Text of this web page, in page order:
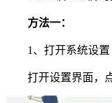
方法一：
1、打开系统设置
打开设置界面，点